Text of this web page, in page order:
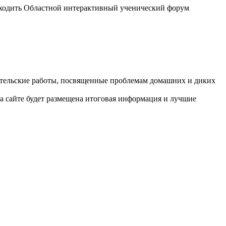
Областной интерактивный ученический форум
работы, посвященные проблемам домашних и диких
будет размещена итоговая информация и лучшие